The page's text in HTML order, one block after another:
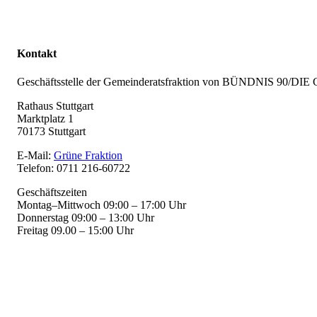
Kontakt
Geschäftsstelle der Gemeinderatsfraktion von BÜNDNIS 90/DIE
Rathaus Stuttgart
Marktplatz 1
70173 Stuttgart
E-Mail: Grüne Fraktion
Telefon: 0711 216-60722
Geschäftszeiten
Montag–Mittwoch 09:00 – 17:00 Uhr
Donnerstag 09:00 – 13:00 Uhr
Freitag 09.00 – 15:00 Uhr